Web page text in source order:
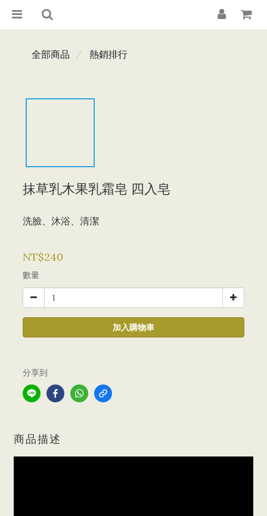
全部商品 熱銷排行
抹草乳木果乳霜皂 四入皂
洗臉、沐浴、清潔
NT$240
數量
加入購物車
分享到
商品描述